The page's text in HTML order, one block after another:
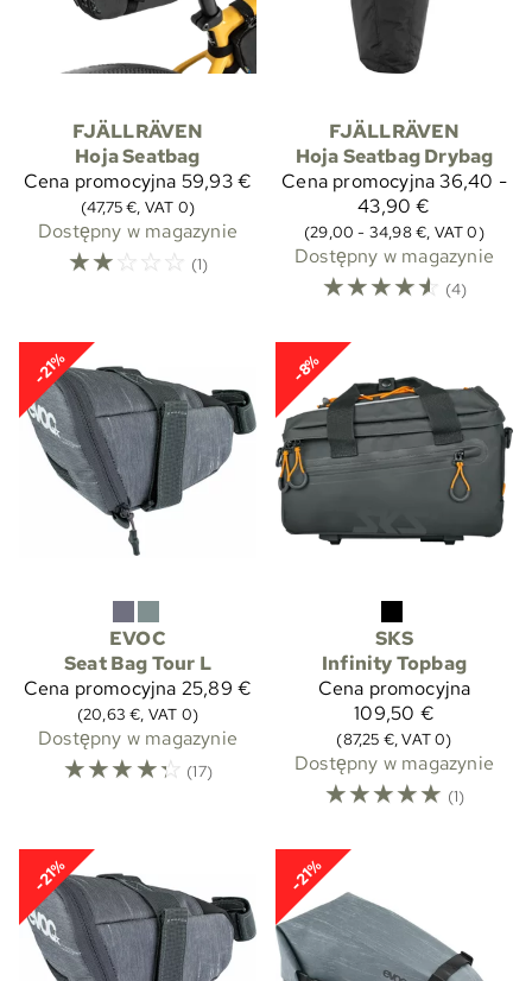
FJÄLLRÄVEN
Hoja Seatbag
Cena promocyjna 59,93 €
(47,75 €, VAT 0)
Dostępny w magazynie
☆☆☆ ☆ ☆ (1)
FJÄLLRÄVEN
Hoja Seatbag Drybag
Cena promocyjna36,40 -
43,90 €
(29,00 - 34,98 €, VAT 0)
Dostępny w magazynie
☆☆☆☆☆ (4)
-21%
EVOC
Seat Bag Tour L
Cena promocyjna 25,89 €
(20,63 €, VAT 0)
Dostępny w magazynie
☆☆☆☆☆ (17)
-8%
SKS
Infinity Topbag
Cena promocyjna
109,50 €
(87,25 €, VAT 0)
Dostępny w magazynie
☆☆☆☆☆ (1)
-21% -21%